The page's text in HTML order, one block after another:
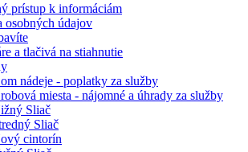
prístup k informáciám
osobných údajov
a tlačivá na stiahnutie
nádeje - poplatky za služby
miesta - nájomné a úhrady za služby
Sliač
Sliač
cintorín